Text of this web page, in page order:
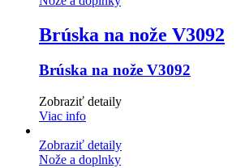
Brúska na nože V3092
Brúska na nože V3092
Zobraziť detaily
Viac info
Zobraziť detaily
Nože a doplnky